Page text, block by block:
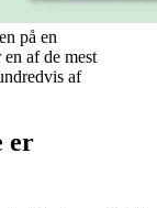
på en
af de mest
af
er